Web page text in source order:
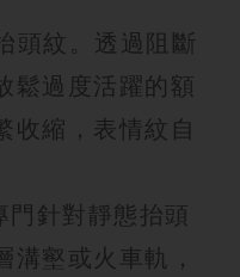
頭紋。透過阻斷
鬆過度活躍的額
收縮，表情紋自
門針對靜態抬頭
壑或火車軌，